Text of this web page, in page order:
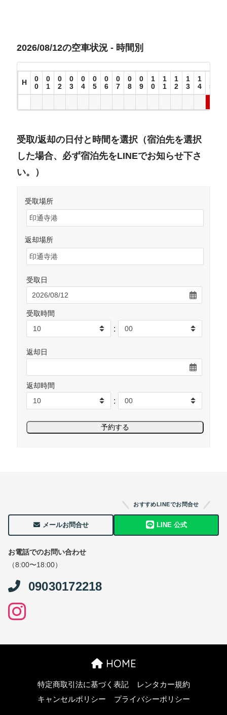
2026/08/12の空車状況 - 時間別
H
0
0
0
1
0
2
0
3
0
4
0
5
0
6
0
7
0
8
0
9
1
0
1
1
1
2
1
3
1
4
1
5
受取/返却の日付と時間を選択（宿泊先を選択
した場合、必ず宿泊先をLINEでお知らせ下さ
い。）
受取場所
返却場所
受取日
受取時間
:
返却日
返却時間
:
メールお問合せ
おすすめLINEでお問合せ
LINE 公式
お電話でのお問い合わせ
（8:00〜18:00）
09030172218
HOME
特定商取引法に基づく表記
レンタカー規約
キャンセルポリシー
プライバシーポリシー